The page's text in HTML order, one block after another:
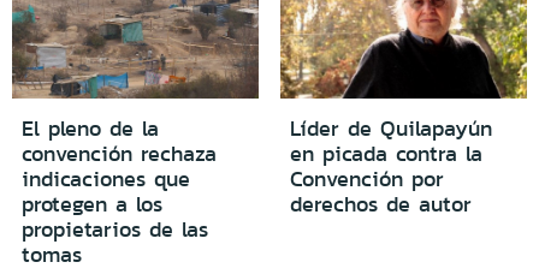
El pleno de la
convención rechaza
indicaciones que
protegen a los
propietarios de las
tomas
Líder de Quilapayún
en picada contra la
Convención por
derechos de autor